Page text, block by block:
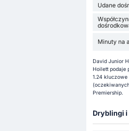
Udane
Minuty na
David Junior
Hoilett podaje
1.24
Premiership.
Dryblingi